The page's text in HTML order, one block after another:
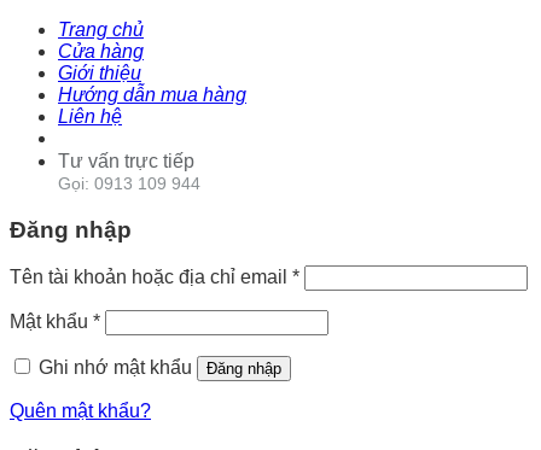
Trang chủ
Cửa hàng
Giới thiệu
Hướng dẫn mua hàng
Liên hệ
Tư vấn trực tiếp
Gọi: 0913 109 944
Đăng nhập
Tên tài khoản hoặc địa chỉ email *
Mật khẩu *
Ghi nhớ mật khẩu Đăng nhập
Quên mật khẩu?